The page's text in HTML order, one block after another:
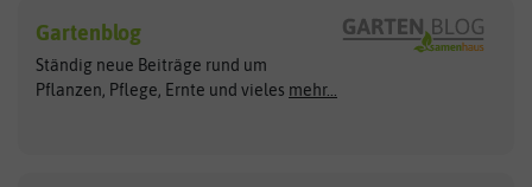
Exotische Samen
Gemüsesamen
Gründünger
Arche Noah
ASB Greenworld
Clever Pots
COMPO
Gartenblog
Ständig neue Beiträge rund um
Pflanzen, Pflege, Ernte und vieles mehr...